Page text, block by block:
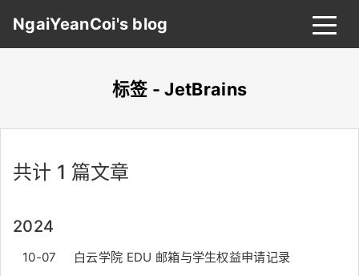
NgaiYeanCoi's blog
归档
标签
搜索 关灯
标签 - JetBrains
共计 1 篇文章
2024
10-07 白云学院 EDU 邮箱与学生权益申请记录